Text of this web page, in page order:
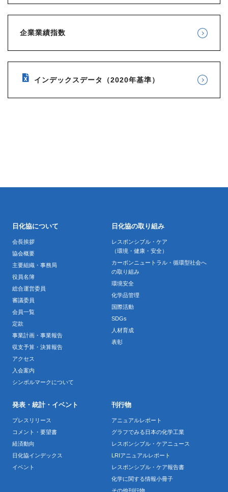
企業業績指数
インデックスデータ（2020年基準）
日化協について
会長挨拶
協会概要
主要組織・事務局
役員名簿
総合運営委員
審議委員
会員一覧
定款
事業計画・事業報告
収支予算・決算報告
アクセス
入会案内
シンボルマークについて
日化協の取り組み
レスポンシブル・ケア
（環境・健康・安全）
カーボンニュートラル・循環型社会へ
の取り組み
環境安全
化学品管理
国際活動
SDGs
人材育成
表彰
発表・統計・イベント
プレスリリース
コメント・要望書
経済動向
日化協インデックス
イベント
刊行物
アニュアルレポート
グラフでみる日本の化学工業
レスポンシブル・ケアニュース
LRIアニュアルレポート
レスポンシブル・ケア報告書
化学に関する情報小冊子
その他刊行物